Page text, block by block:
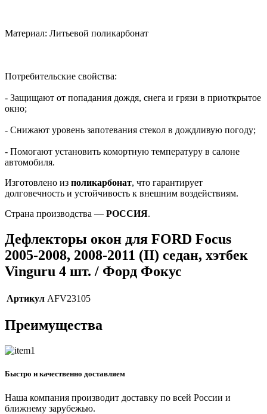
Материал: Литьевой поликарбонат
Потребительские свойства:
- Защищают от попадания дождя, снега и грязи в приоткрытое
окно;
- Снижают уровень запотевания стекол в дождливую погоду;
- Помогают установить комортную температуру в салоне
автомобиля.
Изготовлено из поликарбонат, что гарантирует
долговечность и устойчивость к внешним воздействиям.
Страна производства — РОССИЯ.
Дефлекторы окон для FORD Focus
2005-2008, 2008-2011 (II) седан, хэтбек
Vinguru 4 шт. / Форд Фокус
Артикул AFV23105
Преимущества
Быстро и качественно доставляем
Наша компания производит доставку по всей России и
ближнему зарубежью.